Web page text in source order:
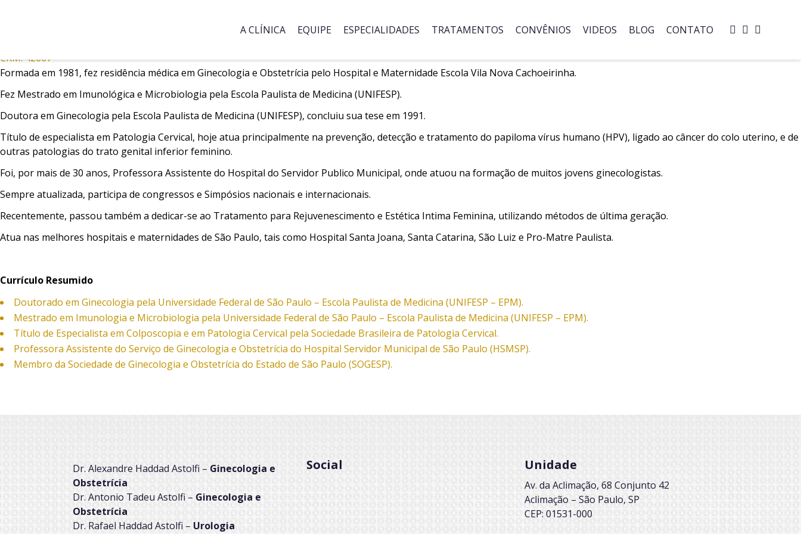
A CLÍNICA EQUIPE ESPECIALIDADES TRATAMENTOS CONVÊNIOS VIDEOS BLOG CONTATO
Prof.ª Dra. Vania Bozza Haddad
CRM:42667
Formada em 1981, fez residência médica em Ginecologia e Obstetrícia pelo Hospital e Maternidade Escola Vila Nova Cachoeirinha.
Fez Mestrado em Imunológica e Microbiologia pela Escola Paulista de Medicina (UNIFESP).
Doutora em Ginecologia pela Escola Paulista de Medicina (UNIFESP), concluiu sua tese em 1991.
Título de especialista em Patologia Cervical, hoje atua principalmente na prevenção, detecção e tratamento do papiloma vírus humano (HPV), ligado ao câncer do colo uterino, e de
outras patologias do trato genital inferior feminino.
Foi, por mais de 30 anos, Professora Assistente do Hospital do Servidor Publico Municipal, onde atuou na formação de muitos jovens ginecologistas.
Sempre atualizada, participa de congressos e Simpósios nacionais e internacionais.
Recentemente, passou também a dedicar-se ao Tratamento para Rejuvenescimento e Estética Intima Feminina, utilizando métodos de última geração.
Atua nas melhores hospitais e maternidades de São Paulo, tais como Hospital Santa Joana, Santa Catarina, São Luiz e Pro-Matre Paulista.
Currículo Resumido
Doutorado em Ginecologia pela Universidade Federal de São Paulo – Escola Paulista de Medicina (UNIFESP – EPM).
Mestrado em Imunologia e Microbiologia pela Universidade Federal de São Paulo – Escola Paulista de Medicina (UNIFESP – EPM).
Título de Especialista em Colposcopia e em Patologia Cervical pela Sociedade Brasileira de Patologia Cervical.
Professora Assistente do Serviço de Ginecologia e Obstetrícia do Hospital Servidor Municipal de São Paulo (HSMSP).
Membro da Sociedade de Ginecologia e Obstetrícia do Estado de São Paulo (SOGESP).
Dr. Alexandre Haddad Astolfi – Ginecologia e
Obstetrícia
Dr. Antonio Tadeu Astolfi – Ginecologia e
Obstetrícia
Dr. Rafael Haddad Astolfi – Urologia
Social Unidade
Av. da Aclimação, 68 Conjunto 42
Aclimação – São Paulo, SP
CEP: 01531-000